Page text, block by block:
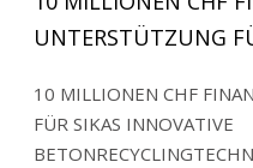
UNTERSTÜTZUNG
10 MILLIONEN CHF
FÜR SIKAS INNOVATIVE